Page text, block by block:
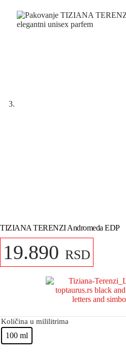
TIZIANA TERENZI Andromeda EDP
19.890 RSD
Količina u mililitrima
100 ml